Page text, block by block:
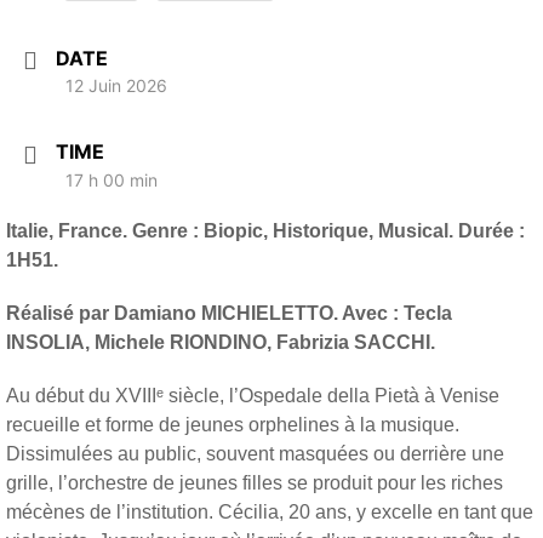
DATE
12 Juin 2026
TIME
17 h 00 min
Italie, France. Genre : Biopic, Historique, Musical. Durée :
1H51.
Réalisé par Damiano MICHIELETTO. Avec : Tecla
INSOLIA, Michele RIONDINO, Fabrizia SACCHI.
Au début du XVIIIᵉ siècle, l’Ospedale della Pietà à Venise
recueille et forme de jeunes orphelines à la musique.
Dissimulées au public, souvent masquées ou derrière une
grille, l’orchestre de jeunes filles se produit pour les riches
mécènes de l’institution. Cécilia, 20 ans, y excelle en tant que